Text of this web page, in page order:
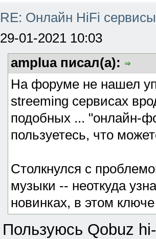
RE: Онлайн HiFi
29-01-2021 10:03
amplua писал(а):
На форуме не нашел
streeming сервисах
подобных ... "онлайн-
пользуетесь, что
Столкнулся с
музыки -- неоткуда
новинках, в этом
Пользуюсь Qobuz